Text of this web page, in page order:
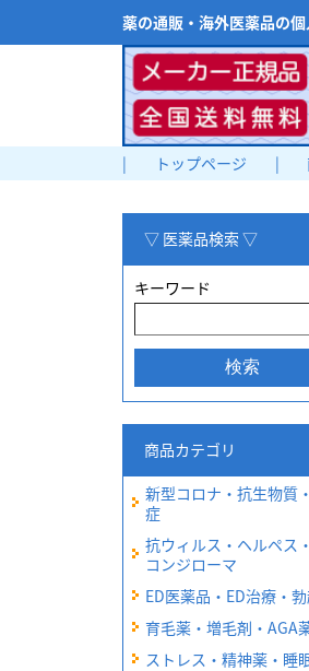
薬の通販・海外医薬品の
| トップページ |
▽ 医薬品検索 ▽
キーワード
商品カテゴリ
新型コロナ・抗生物質
症
抗ウィルス・ヘルペス
コンジローマ
ED医薬品・ED治療・
育毛薬・増毛剤・AGA
ストレス・精神薬・睡